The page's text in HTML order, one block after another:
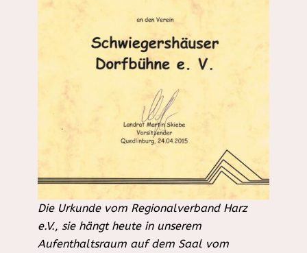
Die Urkunde vom Regionalverband Harz
e.V., sie hängt heute in unserem
Aufenthaltsraum auf dem Saal vom